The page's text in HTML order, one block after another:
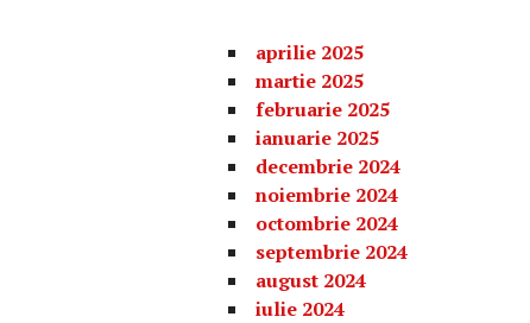
aprilie 2025
martie 2025
februarie 2025
ianuarie 2025
decembrie 2024
noiembrie 2024
octombrie 2024
septembrie 2024
august 2024
iulie 2024